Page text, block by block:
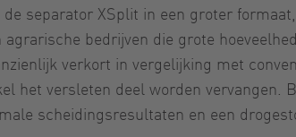
separator XSplit in een groter
agrarische bedrijven die grote
verkort in vergelijking met
het versleten deel worden
scheidingsresultaten en een